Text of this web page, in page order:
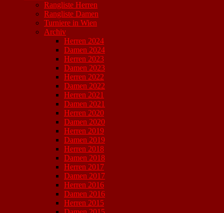
Rangliste Herren
Rangliste Damen
Turniere in Wien
Archiv
Herren 2024
Damen 2024
Herren 2023
Damen 2023
Herren 2022
Damen 2022
Herren 2021
Damen 2021
Herren 2020
Damen 2020
Herren 2019
Damen 2019
Herren 2018
Damen 2018
Herren 2017
Damen 2017
Herren 2016
Damen 2016
Herren 2015